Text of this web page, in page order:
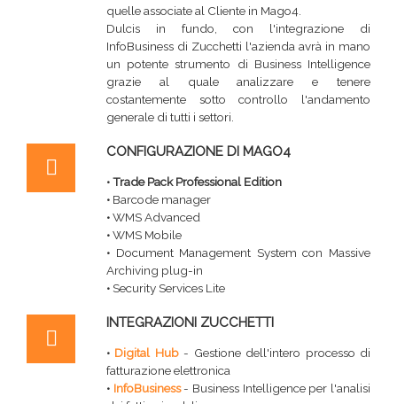
quelle associate al Cliente in Mago4.
Dulcis in fundo, con l'integrazione di
InfoBusiness di Zucchetti l'azienda avrà in mano
un potente strumento di Business Intelligence
grazie al quale analizzare e tenere
costantemente sotto controllo l'andamento
generale di tutti i settori.
CONFIGURAZIONE DI MAGO4
• Trade Pack Professional Edition
• Barcode manager
•WMS Advanced
•WMS Mobile
• Document Management System con Massive
Archiving plug-in
• Security Services Lite
INTEGRAZIONI ZUCCHETTI
• Digital Hub- Gestione dell'intero processo di
fatturazione elettronica
• InfoBusiness- Business Intelligence per l'analisi